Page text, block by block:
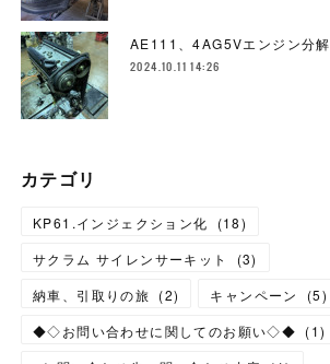
AE111、4AG5Vエンジン分解
2024.10.11 14:26
カテゴリ
KP61.インジェクション化 (18)
サクラム サイレンサーキット
(3)
納車、引取りの旅 (2) キャンペーン (5)
◆◇お問い合わせに関してのお願い◇◆ (1)